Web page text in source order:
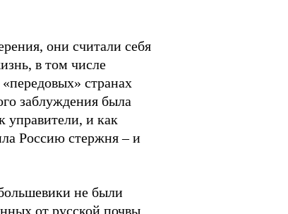
они считали себя
в том числе
странах
заблуждения была
управители, и как
Россию стержня – и
не были
от русской почвы